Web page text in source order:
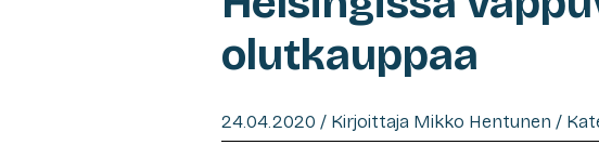
olutkauppaa
24.04.2020 / Kirjoittaja Mikko Hentunen /